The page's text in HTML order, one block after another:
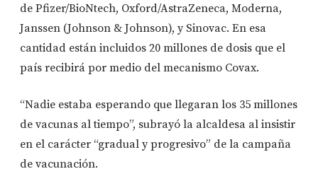
de Pfizer/BioNtech, Oxford/AstraZeneca, Moderna,
Janssen (Johnson & Johnson), y Sinovac. En esa
cantidad están incluidos 20 millones de dosis que el
país recibirá por medio del mecanismo Covax.
“Nadie estaba esperando que llegaran los 35 millones
de vacunas al tiempo”, subrayó la alcaldesa al insistir
en el carácter “gradual y progresivo” de la campaña
de vacunación.